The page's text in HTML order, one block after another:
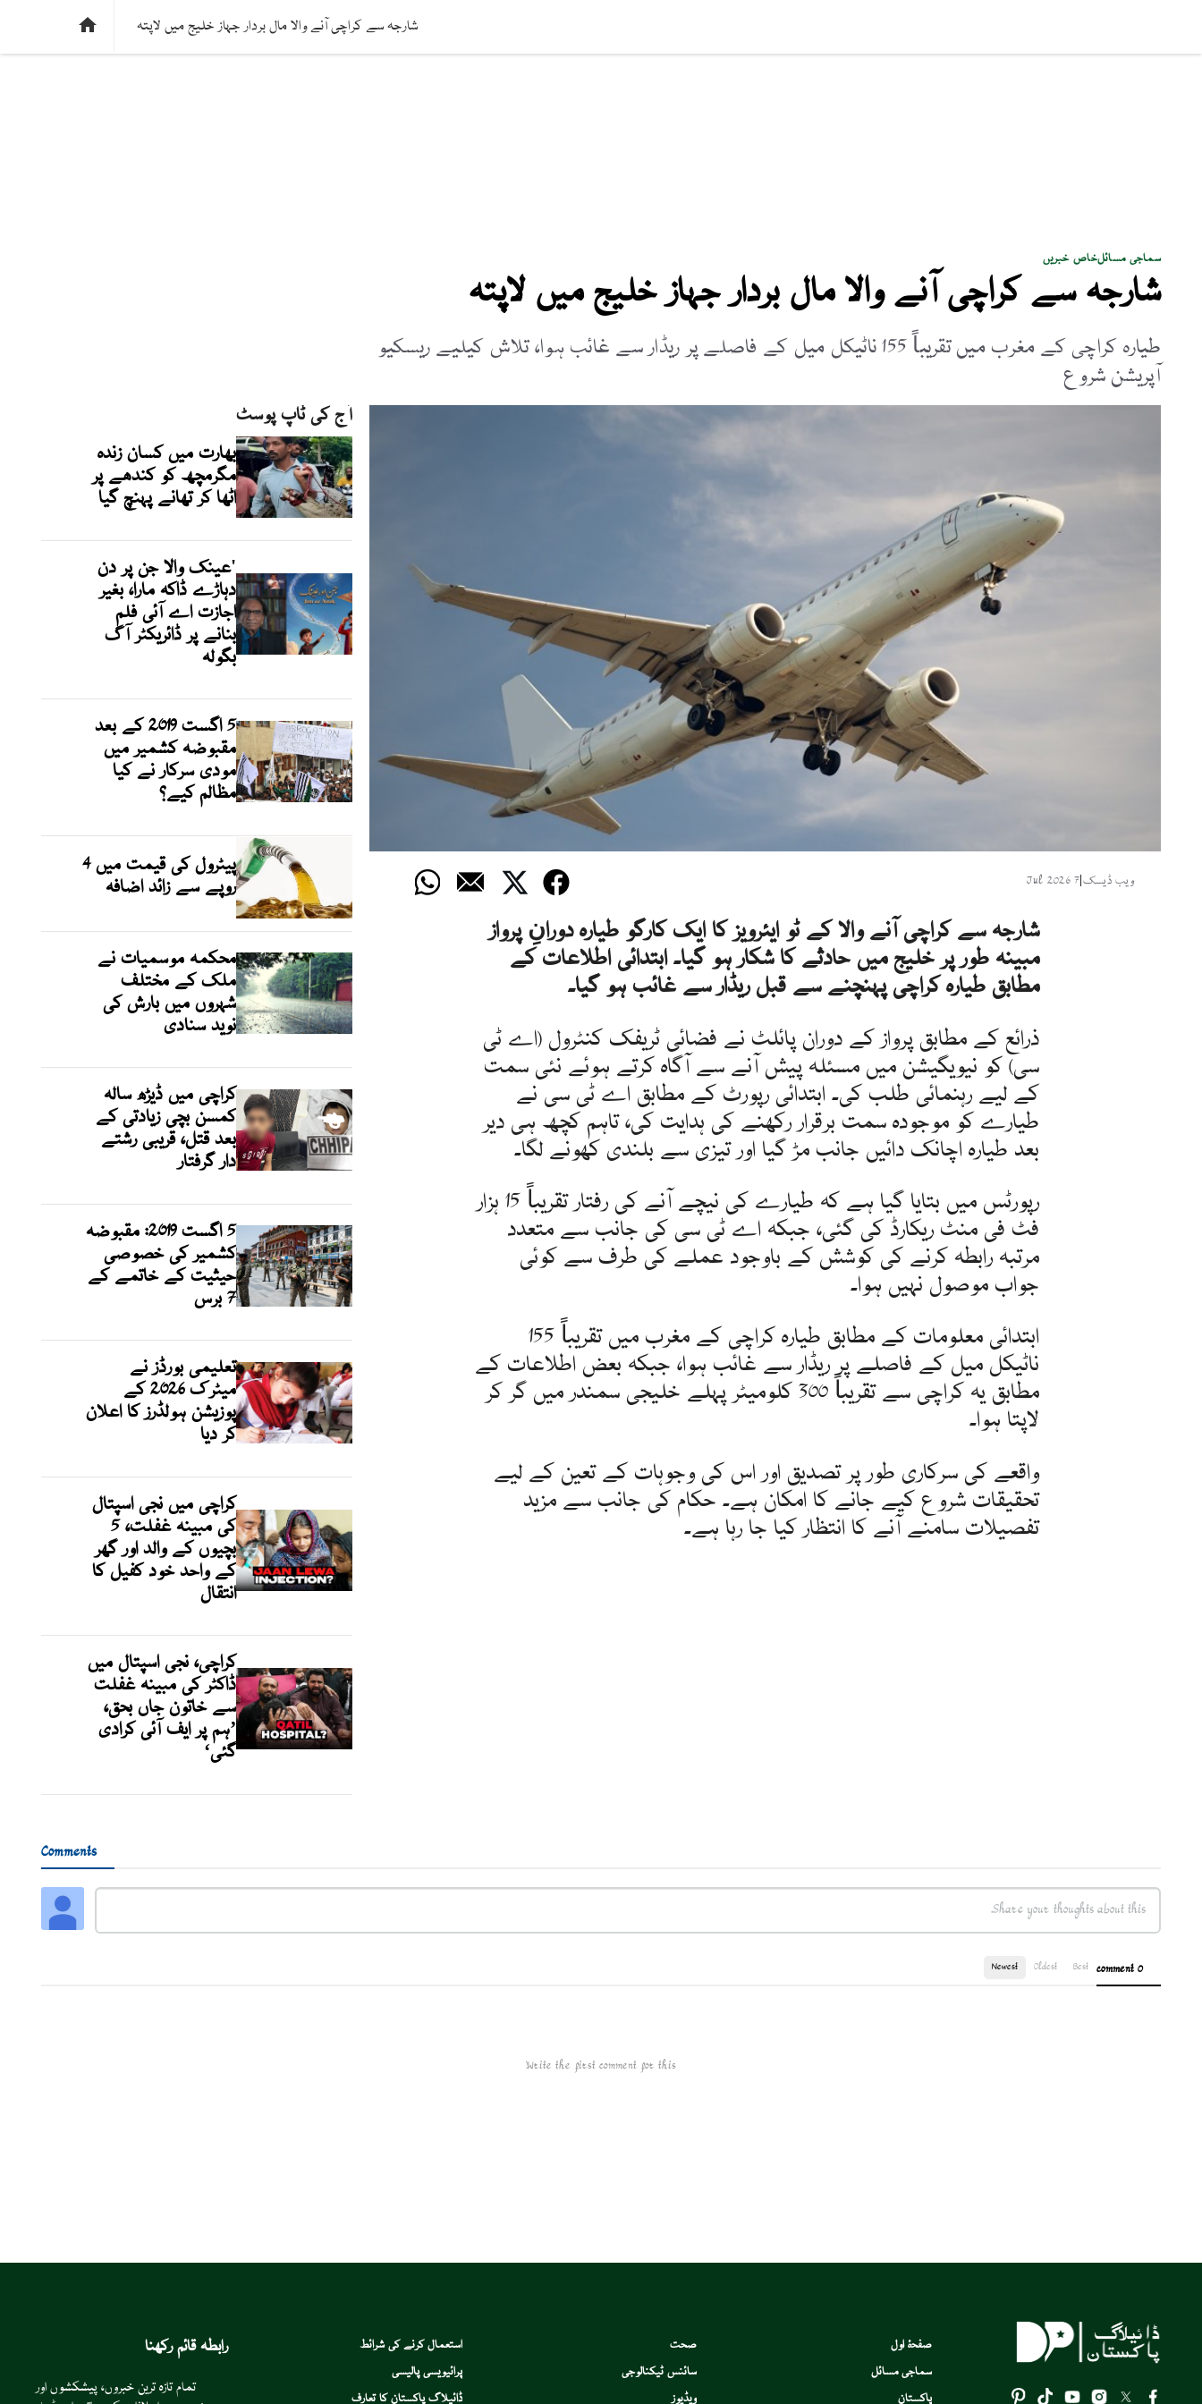
فیکٹ چیک
 شارجہ سے کراچی آنے والا مال بردار جہاز خلیج میں لاپتہ
سماجی مسائلخاص خبریں
شارجہ سے کراچی آنے والا مال بردار جہاز خلیج میں لاپتہ
طیارہ کراچی کے مغرب میں تقریباً 155 ناٹیکل میل کے فاصلے پر ریڈار سے غائب ہوا، تلاش کیلیے ریسکیو
آپریشن شروع
ویب ڈیسک 7 Jul 2026
شارجہ سے کراچی آنے والا کے ٹو ایئرویز کا ایک کارگو طیارہ دورانِ پرواز
مبینہ طور پر خلیج میں حادثے کا شکار ہو گیا۔ ابتدائی اطلاعات کے
مطابق طیارہ کراچی پہنچنے سے قبل ریڈار سے غائب ہو گیا۔
ذرائع کے مطابق پرواز کے دوران پائلٹ نے فضائی ٹریفک کنٹرول (اے ٹی
سی) کو نیویگیشن میں مسئلہ پیش آنے سے آگاہ کرتے ہوئے نئی سمت
کے لیے رہنمائی طلب کی۔ ابتدائی رپورٹ کے مطابق اے ٹی سی نے
طیارے کو موجودہ سمت برقرار رکھنے کی ہدایت کی، تاہم کچھ ہی دیر
بعد طیارہ اچانک دائیں جانب مڑ گیا اور تیزی سے بلندی کھونے لگا۔
رپورٹس میں بتایا گیا ہے کہ طیارے کی نیچے آنے کی رفتار تقریباً 15 ہزار
فٹ فی منٹ ریکارڈ کی گئی، جبکہ اے ٹی سی کی جانب سے متعدد
مرتبہ رابطہ کرنے کی کوشش کے باوجود عملے کی طرف سے کوئی
جواب موصول نہیں ہوا۔
ابتدائی معلومات کے مطابق طیارہ کراچی کے مغرب میں تقریباً 155
ناٹیکل میل کے فاصلے پر ریڈار سے غائب ہوا، جبکہ بعض اطلاعات کے
مطابق یہ کراچی سے تقریباً 300 کلومیٹر پہلے خلیجی سمندر میں گر کر
لاپتا ہوا۔
واقعے کی سرکاری طور پر تصدیق اور اس کی وجوہات کے تعین کے لیے
تحقیقات شروع کیے جانے کا امکان ہے۔ حکام کی جانب سے مزید
تفصیلات سامنے آنے کا انتظار کیا جا رہا ہے۔
آج کی ٹاپ پوسٹ
بھارت میں کسان زندہ
مگرمچھ کو کندھے پر
اٹھا کر تھانے پہنچ گیا
'عینک والا جن پر دن
دہاڑے ڈاکہ مارا، بغیر
اجازت اے آئی فلم
بنانے پر ڈائریکٹر آگ
بگولہ
5 اگست 2019 کے بعد
مقبوضہ کشمیر میں
مودی سرکار نے کیا
مظالم کیے؟
پیٹرول کی قیمت میں 4
روپے سے زائد اضافہ
محکمہ موسمیات نے
ملک کے مختلف
شہروں میں بارش کی
نوید سنادی
کراچی میں ڈیڑھ سالہ
کمسن بچی زیادتی کے
بعد قتل، قریبی رشتے
دار گرفتار
5 اگست 2019: مقبوضہ
کشمیر کی خصوصی
حیثیت کے خاتمے کے
7 برس
تعلیمی بورڈز نے
میٹرک 2026 کے
پوزیشن ہولڈرز کا اعلان
کر دیا
کراچی میں نجی اسپتال
کی مبینہ غفلت، 5
بچیوں کے والد اور گھر
کے واحد خود کفیل کا
انتقال
کراچی، نجی اسپتال میں
ڈاکٹر کی مبینہ غفلت
سے خاتون جاں بحق،
’ہم پر ایف آئی کرادی
گئی‘
Comments
0 comment
Best
Oldest
Newest
Write the first comment for this!
صفحۂ اول
سماجی مسائل
پاکستان
صحت
سائنس ٹیکنالوجی
ویڈیوز
استعمال کرنے کی شرائط
پرائیویسی پالیسی
ڈائیلاگ پاکستان کا تعارف
رابطہ قائم رکھنا
تمام تازہ ترین خبروں، پیشکشوں اور